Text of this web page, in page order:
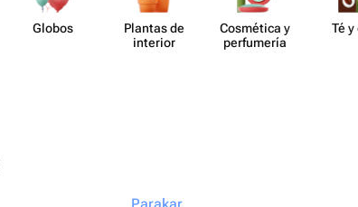
Globos
Plantas de
interior
Cosmética y
perf​umería
Té y